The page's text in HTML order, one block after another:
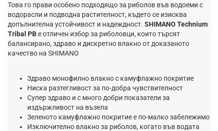
Това го прави особено подходящо за риболов във водоеми с
водорасли и подводна растителност, където се изисква
допълнителна устойчивост и надеждност. SHIMANO Technium
Tribal PBе отличен избор за риболовци, които търсят
балансирано, здраво и дискретно влакно от доказаното
качество на SHIMANO
Здраво монофилно влакно с камуфлажно покритие
Ниска разтегливост за по-добра чувствителност
Супер здраво и с много добри показатели за
издържливост на възела
Зеленото камуфлажно покритие е по-малко забележимо
Изключително влакно за риболов, когато във водата